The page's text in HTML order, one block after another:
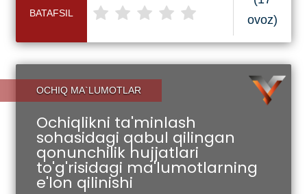
BATAFSIL
ovoz)
OCHIQ MA`LUMOTLAR
Ochiqlikni ta'minlash
sohasidagi qabul qilingan
qonunchilik hujjatlari
to'g'risidagi ma'lumotlarning
e'lon qilinishi